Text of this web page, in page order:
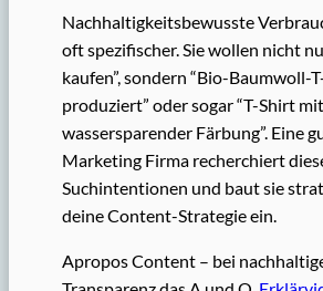
Nachhaltigkeitsbewusste
oft spezifischer. Sie wollen nicht
kaufen”, sondern “Bio-Baumwoll-
produziert” oder sogar “T-Shirt mit
wassersparender Färbung”. Eine
Marketing Firma recherchiert
Suchintentionen und baut sie
deine Content-Strategie ein.
Apropos Content – bei